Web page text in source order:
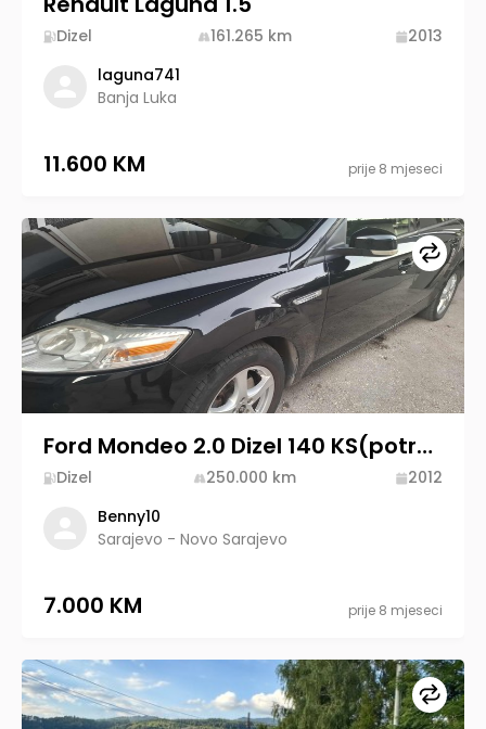
Dizel 161.265 km
2013
laguna741
Banja Luka
11.600 KM prije 8 mjeseci
Ford Mondeo 2.0 Dizel 140 KS(potrebna zamjena semeringa na mjenjaču)
Dizel 250.000 km
2012
Benny10
Sarajevo - Novo Sarajevo
7.000 KM prije 8 mjeseci